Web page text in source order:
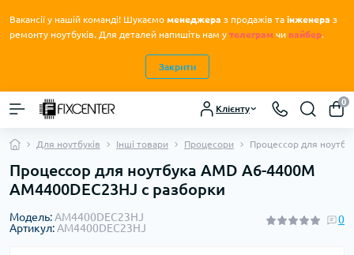
Вакансії у нашій команді! Шукаємо менеджера з продажів та інженера з
ремонту ноутбуків. Для деталей напишіть нам у телеграм чи вайбер.
Закрити
Клієнту
0
Для ноутбуків Інші товари Процесори Процессор для
Процессор для ноутбука AMD A6-4400M
AM4400DEC23HJ с разборки
Модель:AM4400DEC23HJ
Артикул:AM4400DEC23HJ
0